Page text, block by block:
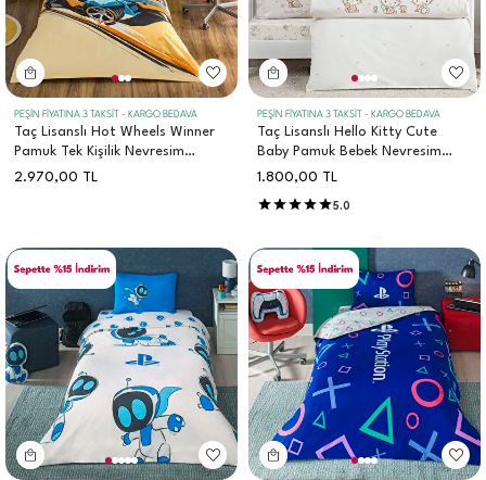
PEŞİN FİYATINA 3 TAKSİT - KARGO BEDAVA
Taç Lisanslı Hot Wheels Winner
Pamuk Tek Kişilik Nevresim
Takımı
2.970,00 TL
PEŞİN FİYATINA 3 TAKSİT - KARGO BEDAVA
Taç Lisanslı Hello Kitty Cute
Baby Pamuk Bebek Nevresim
Takımı
1.800,00 TL
5.0